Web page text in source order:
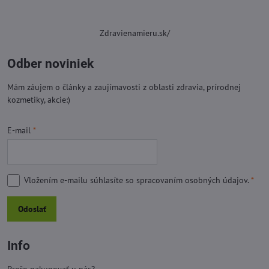
Zdravienamieru.sk/
Odber noviniek
Mám záujem o články a zaujímavosti z oblasti zdravia, prírodnej
kozmetiky, akcie:)
E-mail *
Vložením e-mailu súhlasíte so spracovaním osobných údajov. *
Odoslať
Info